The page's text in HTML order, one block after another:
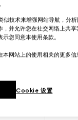
技术来增强网站导航，分析
并允许您在社交网络上共享
您同意本使用条款。
本网站上的使用相关的更多
Cookie 设置